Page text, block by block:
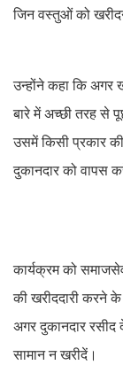
जिन वस्तुओं को
उन्होंने कहा कि अगर
बारे में अच्छी तरह से
उसमें किसी प्रकार
दुकानदार को वापस
कार्यक्रम को
की खरीददारी करने
अगर दुकानदार
सामान न खरीदें।